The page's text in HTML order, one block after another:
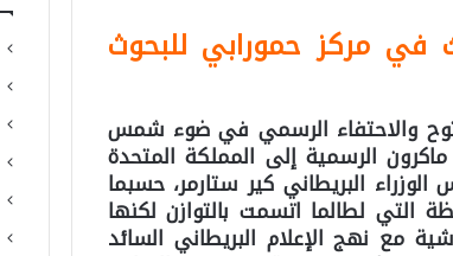
في مركز حمورابي للبحوث
والاحتفاء الرسمي في ضوء شمس
الرسمية إلى المملكة المتحدة
البريطاني كير ستارمر، حسبما
التي لطالما اتسمت بالتوازن لكنها
مع نهج الإعلام البريطاني السائد